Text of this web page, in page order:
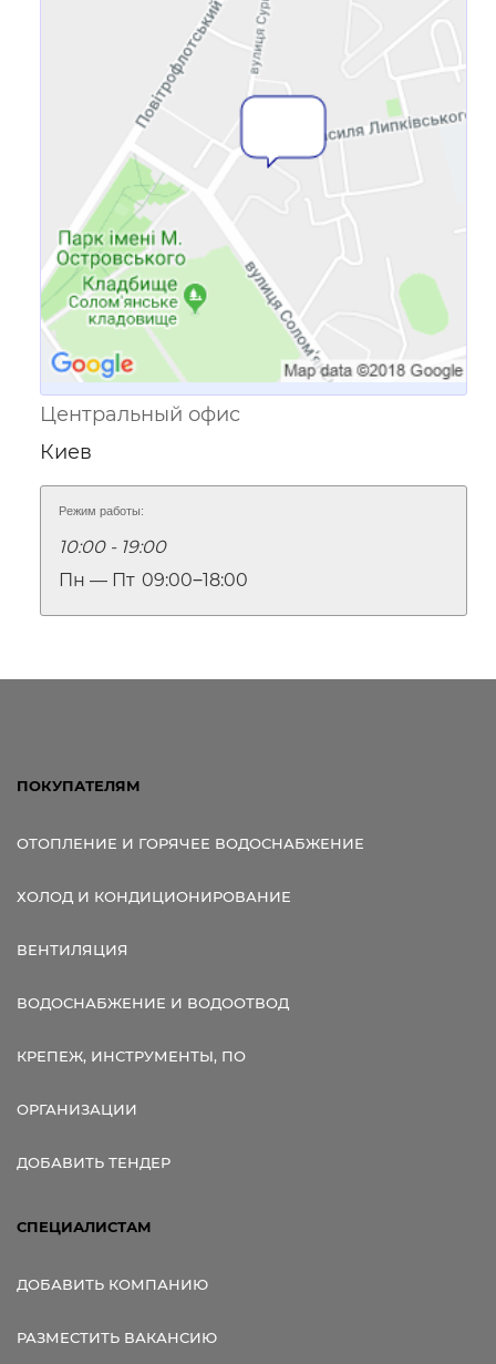
Ссылка для мобильных устройств
Центральный офис
Киев
Режим работы:
10:00 - 19:00
Пн — Пт 09:00‒18:00
ПОКУПАТЕЛЯМ
ОТОПЛЕНИЕ И ГОРЯЧЕЕ ВОДОСНАБЖЕНИЕ
ХОЛОД И КОНДИЦИОНИРОВАНИЕ
ВЕНТИЛЯЦИЯ
ВОДОСНАБЖЕНИЕ И ВОДООТВОД
КРЕПЕЖ, ИНСТРУМЕНТЫ, ПО
ОРГАНИЗАЦИИ
ДОБАВИТЬ ТЕНДЕР
СПЕЦИАЛИСТАМ
ДОБАВИТЬ КОМПАНИЮ
РАЗМЕСТИТЬ ВАКАНСИЮ